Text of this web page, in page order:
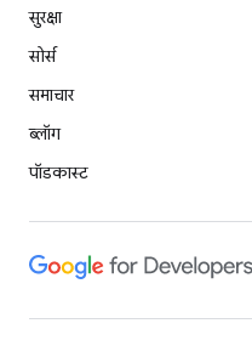
सुरक्षा
सोर्स
समाचार
ब्लॉग
पॉडकास्ट